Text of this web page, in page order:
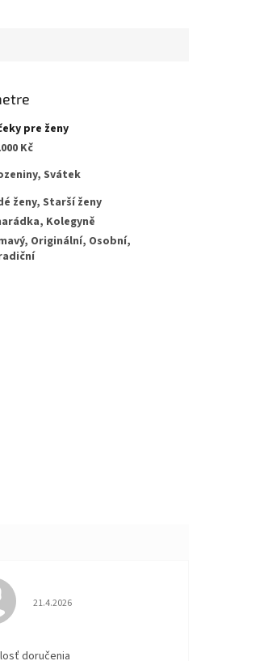
pre ženy
Kč
Svátek
ženy, Starší ženy
Kolegyně
Originální, Osobní,
Hodnotenie obchodu je 5 z 5 hviezdičiek.
21.4.2026
doručenia